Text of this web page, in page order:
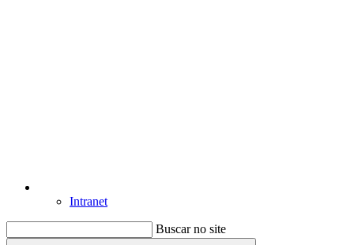
Intranet
Buscar no site